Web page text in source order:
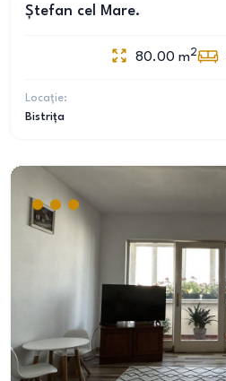
Ștefan cel Mare.
80.00 m2
Locație:
Bistrița